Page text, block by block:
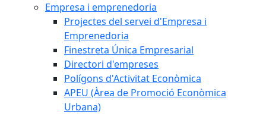
Empresa i emprenedoria
Projectes del servei d'Empresa i
Emprenedoria
Finestreta Única Empresarial
Directori d'empreses
Polígons d'Activitat Econòmica
APEU (Àrea de Promoció Econòmica
Urbana)